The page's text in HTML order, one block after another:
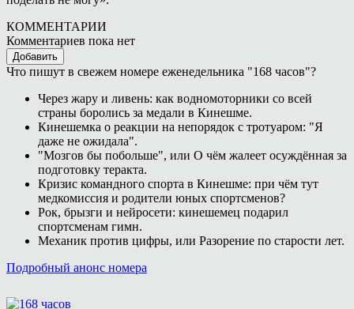
КОММЕНТАРИИ
Комментариев пока нет
Добавить
Что пишут в свежем номере еженедельника "168 часов"?
Через жару и ливень: как водномоторники со всей
страны боролись за медали в Кинешме.
Кинешемка о реакции на непорядок с тротуаром: "Я
даже не ожидала".
"Мозгов бы побольше", или О чём жалеет осуждённая за
подготовку теракта.
Кризис командного спорта в Кинешме: при чём тут
медкомиссия и родители юных спортсменов?
Рок, брызги и нейросети: кинешемец подарил
спортсменам гимн.
Механик против цифры, или Разорение по старости лет.
Подробный анонс номера